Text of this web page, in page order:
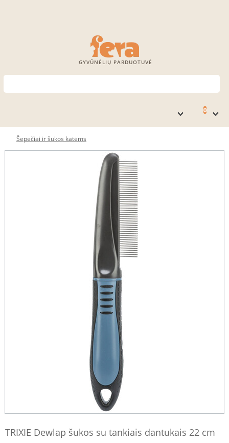
GYVŪNĖLIŲ PARDUOTUVĖ
0
Šepečiai ir šukos katėms
TRIXIE Dewlap šukos su tankiais dantukais 22 cm